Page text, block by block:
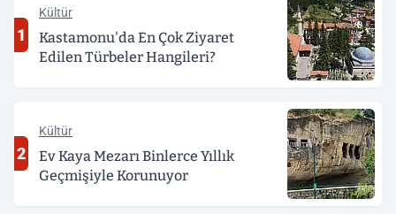
1
Kültür
Kastamonu'da En Çok Ziyaret
Edilen Türbeler Hangileri?
2
Kültür
Ev Kaya Mezarı Binlerce Yıllık
Geçmişiyle Korunuyor